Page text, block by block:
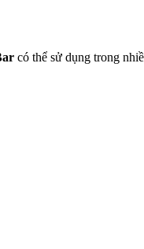
có thể sử dụng trong